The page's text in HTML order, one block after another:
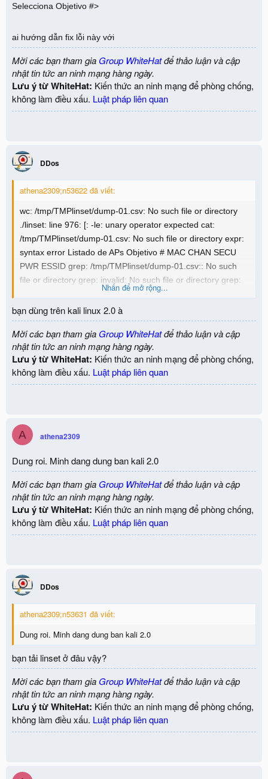
Selecciona Objetivo #>
ai hướng dẫn fix lỗi này với
Mời các bạn tham gia Group WhiteHatđể thảo luận và cập
nhật tin tức an ninh mạng hàng ngày.
Lưu ý từ WhiteHat: Kiến thức an ninh mạng để phòng chống,
không làm điều xấu. Luật pháp liên quan
DDos
athena2309;n53622 đã viết:
wc: /tmp/TMPlinset/dump-01.csv: No such file or directory
./linset: line 976: [: -le: unary operator expected cat:
/tmp/TMPlinset/dump-01.csv: No such file or directory expr:
syntax error Listado de APs Objetivo # MAC CHAN SECU
PWR ESSID grep: /tmp/TMPlinset/dump-01.csv:: No such
file or directory grep: invalid: No such file or directory grep:
number: No such file or directory grep: of: No such file or
directory grep: lines: No such file or directory 1) head:
/tmp/TMPlinset/dump-01.csv: invalid number of lines 100%
(*) Red con Clientes Selecciona Objetivo #>
ai hướng dẫn fix lỗi này với
Nhấn để mở rộng...
bạn dùng trên kali linux 2.0 à
Mời các bạn tham gia Group WhiteHatđể thảo luận và cập
nhật tin tức an ninh mạng hàng ngày.
Lưu ý từ WhiteHat: Kiến thức an ninh mạng để phòng chống,
không làm điều xấu. Luật pháp liên quan
A athena2309
Dung roi. Minh dang dung ban kali 2.0
Mời các bạn tham gia Group WhiteHatđể thảo luận và cập
nhật tin tức an ninh mạng hàng ngày.
Lưu ý từ WhiteHat: Kiến thức an ninh mạng để phòng chống,
không làm điều xấu. Luật pháp liên quan
DDos
athena2309;n53631 đã viết:
Dung roi. Minh dang dung ban kali 2.0
bạn tải linset ở đâu vậy?
Mời các bạn tham gia Group WhiteHatđể thảo luận và cập
nhật tin tức an ninh mạng hàng ngày.
Lưu ý từ WhiteHat: Kiến thức an ninh mạng để phòng chống,
không làm điều xấu. Luật pháp liên quan